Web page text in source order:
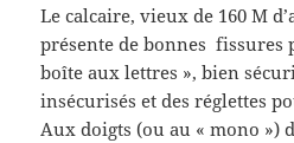
Le calcaire, vieux de 160 M
présente de bonnes fissures
boîte aux lettres », bien
insécurisés et des réglettes
Aux doigts (ou au « mono »)